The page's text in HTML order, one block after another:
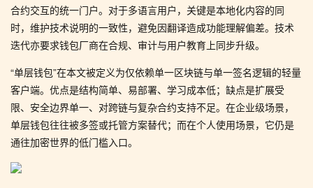
合约交互的统一门户。对于多语言用户，关键是本地化内容的同
时，维护技术说明的一致性，避免因翻译造成功能理解偏差。技术
迭代亦要求钱包厂商在合规、审计与用户教育上同步升级。
“单层钱包”在本文被定义为仅依赖单一区块链与单一签名逻辑的轻量
客户端。优点是结构简单、易部署、学习成本低；缺点是扩展受
限、安全边界单一、对跨链与复杂合约支持不足。在企业级场景，
单层钱包往往被多签或托管方案替代；而在个人使用场景，它仍是
通往加密世界的低门槛入口。